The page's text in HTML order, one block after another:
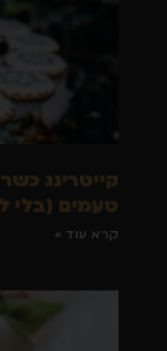
קייטרינג
טעמים (בלי
קרא עוד »